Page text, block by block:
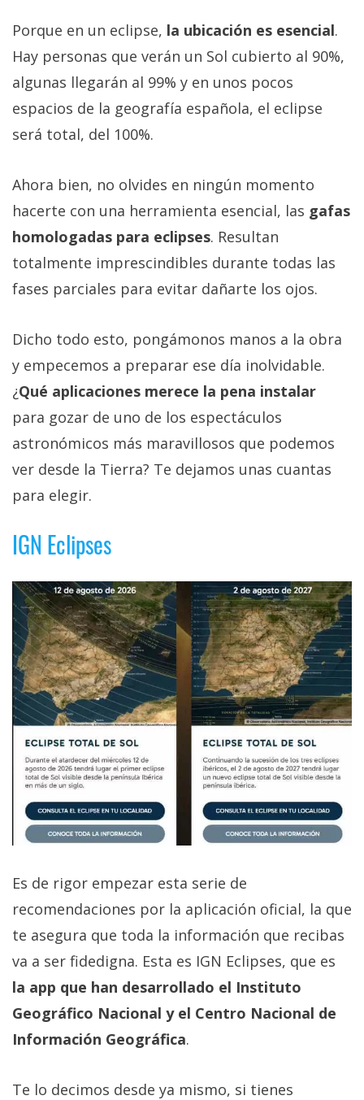
Porque en un eclipse, la ubicación es esencial.
Hay personas que verán un Sol cubierto al 90%,
algunas llegarán al 99% y en unos pocos
espacios de la geografía española, el eclipse
será total, del 100%.
Ahora bien, no olvides en ningún momento
hacerte con una herramienta esencial, las gafas
homologadas para eclipses. Resultan
totalmente imprescindibles durante todas las
fases parciales para evitar dañarte los ojos.
Dicho todo esto, pongámonos manos a la obra
y empecemos a preparar ese día inolvidable.
¿Qué aplicaciones merece la pena instalar
para gozar de uno de los espectáculos
astronómicos más maravillosos que podemos
ver desde la Tierra? Te dejamos unas cuantas
para elegir.
IGN Eclipses
Es de rigor empezar esta serie de
recomendaciones por la aplicación oficial, la que
te asegura que toda la información que recibas
va a ser fidedigna. Esta es IGN Eclipses, que es
la app que han desarrollado el Instituto
Geográfico Nacional y el Centro Nacional de
Información Geográfica.
Te lo decimos desde ya mismo, si tienes